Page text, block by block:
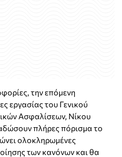
την επόμενη
εργασίας του Γενικού
Ασφαλίσεων, Νίκου
πλήρες πόρισμα το
ολοκληρωμένες
των κανόνων και θα